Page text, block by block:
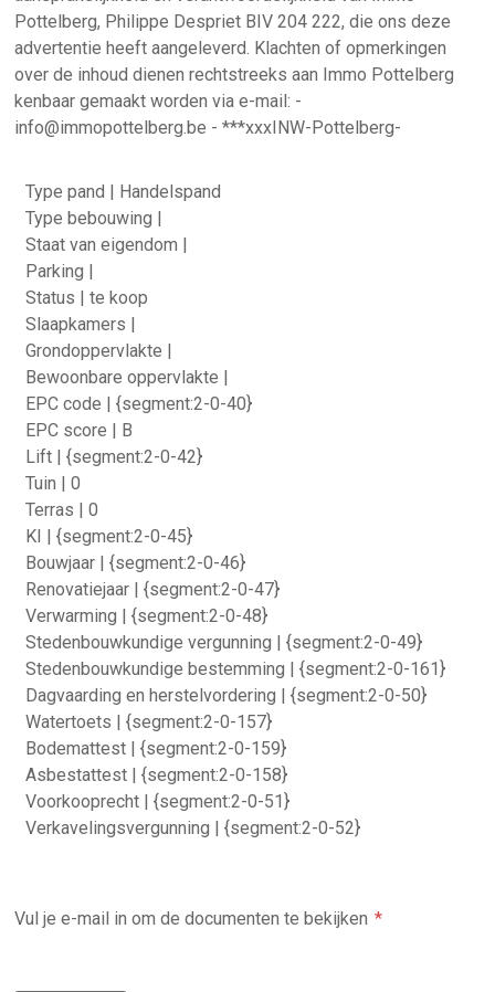
Pottelberg, Philippe Despriet BIV 204 222, die ons deze
advertentie heeft aangeleverd. Klachten of opmerkingen
over de inhoud dienen rechtstreeks aan Immo Pottelberg
kenbaar gemaakt worden via e-mail: -
info@immopottelberg.be - ***xxxINW-Pottelberg-
Type pand | Handelspand
Type bebouwing |
Staat van eigendom |
Parking |
Status | te koop
Slaapkamers |
Grondoppervlakte |
Bewoonbare oppervlakte |
EPC code | {segment:2-0-40}
EPC score | B
Lift | {segment:2-0-42}
Tuin | 0
Terras | 0
KI | {segment:2-0-45}
Bouwjaar | {segment:2-0-46}
Renovatiejaar | {segment:2-0-47}
Verwarming | {segment:2-0-48}
Stedenbouwkundige vergunning | {segment:2-0-49}
Stedenbouwkundige bestemming | {segment:2-0-161}
Dagvaarding en herstelvordering | {segment:2-0-50}
Watertoets | {segment:2-0-157}
Bodemattest | {segment:2-0-159}
Asbestattest | {segment:2-0-158}
Voorkooprecht | {segment:2-0-51}
Verkavelingsvergunning | {segment:2-0-52}
Vul je e-mail in om de documenten te bekijken